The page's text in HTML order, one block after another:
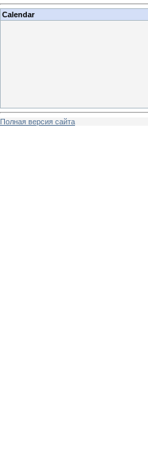
Calendar
Полная версия сайта